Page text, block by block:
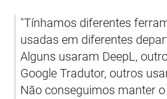
"Tínhamos diferentes
usadas em diferentes
Alguns usaram DeepL,
Google Tradutor, outros
Não conseguimos manter o